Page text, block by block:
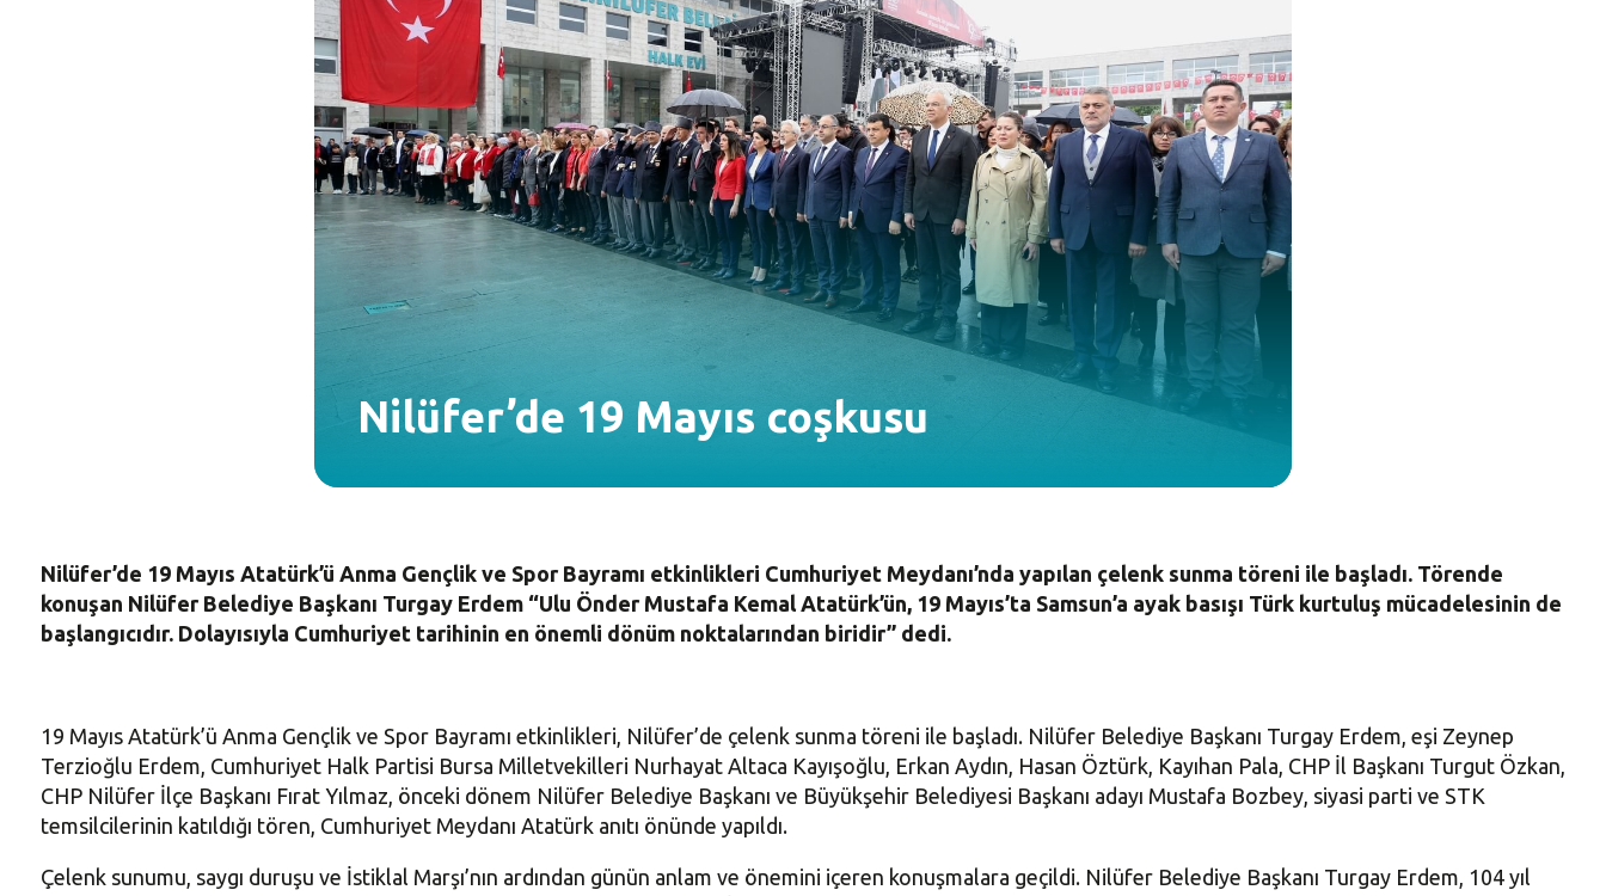
Nilüfer’de 19 Mayıs coşkusu
Nilüfer’de 19 Mayıs Atatürk’ü Anma Gençlik ve Spor Bayramı etkinlikleri Cumhuriyet Meydanı’nda yapılan çelenk sunma töreni ile başladı. Törende
konuşan Nilüfer Belediye Başkanı Turgay Erdem “Ulu Önder Mustafa Kemal Atatürk’ün, 19 Mayıs’ta Samsun’a ayak basışı Türk kurtuluş mücadelesinin de
başlangıcıdır. Dolayısıyla Cumhuriyet tarihinin en önemli dönüm noktalarından biridir” dedi.
19 Mayıs Atatürk’ü Anma Gençlik ve Spor Bayramı etkinlikleri, Nilüfer’de çelenk sunma töreni ile başladı. Nilüfer Belediye Başkanı Turgay Erdem, eşi Zeynep
Terzioğlu Erdem, Cumhuriyet Halk Partisi Bursa Milletvekilleri Nurhayat Altaca Kayışoğlu, Erkan Aydın, Hasan Öztürk, Kayıhan Pala, CHP İl Başkanı Turgut Özkan,
CHP Nilüfer İlçe Başkanı Fırat Yılmaz, önceki dönem Nilüfer Belediye Başkanı ve Büyükşehir Belediyesi Başkanı adayı Mustafa Bozbey, siyasi parti ve STK
temsilcilerinin katıldığı tören, Cumhuriyet Meydanı Atatürk anıtı önünde yapıldı.
Çelenk sunumu, saygı duruşu ve İstiklal Marşı’nın ardından günün anlam ve önemini içeren konuşmalara geçildi. Nilüfer Belediye Başkanı Turgay Erdem, 104 yıl